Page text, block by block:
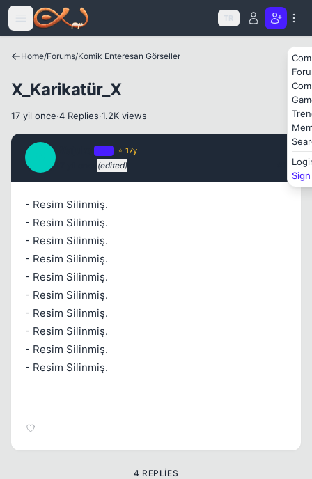
Icerige atla
TR
Home/Forums/Komik Enteresan Görseller
X_Karikatür_X
17 yil once·4 Replies·1.2K views
⭐ 17y
(edited)
- Resim Silinmiş.
- Resim Silinmiş.
- Resim Silinmiş.
- Resim Silinmiş.
- Resim Silinmiş.
- Resim Silinmiş.
- Resim Silinmiş.
- Resim Silinmiş.
- Resim Silinmiş.
- Resim Silinmiş.
4 REPLIES
Kapat